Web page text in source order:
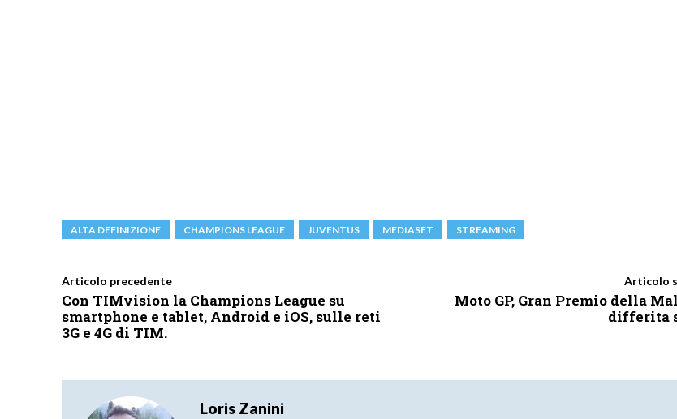
ALTA DEFINIZIONE CHAMPIONS LEAGUE JUVENTUS MEDIASET STREAMING
Articolo precedente
Con TIMvision la Champions League su
smartphone e tablet, Android e iOS, sulle reti
3G e 4G di TIM.
Articolo
Moto GP, Gran Premio della
differita
Loris Zanini